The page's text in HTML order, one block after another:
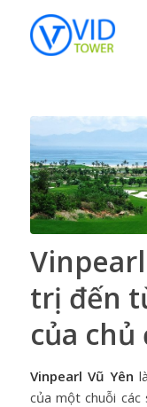
trị đến
của
Vinpearl Vũ Yên
của một chuỗi